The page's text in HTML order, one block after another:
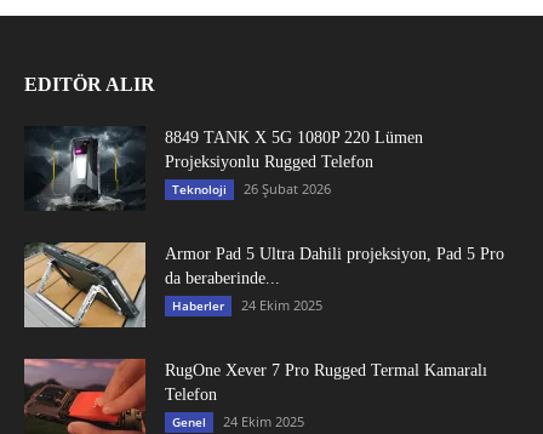
EDITÖR ALIR
8849 TANK X 5G 1080P 220 Lümen
Projeksiyonlu Rugged Telefon
Teknoloji 26 Şubat 2026
Armor Pad 5 Ultra Dahili projeksiyon, Pad 5 Pro
da beraberinde...
Haberler 24 Ekim 2025
RugOne Xever 7 Pro Rugged Termal Kamaralı
Telefon
Genel 24 Ekim 2025